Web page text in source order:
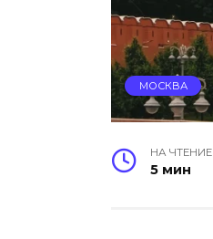
МОСКВА
НА ЧТЕНИЕ
5 мин